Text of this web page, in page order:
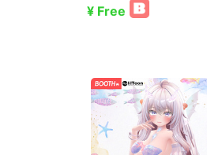
¥ Free